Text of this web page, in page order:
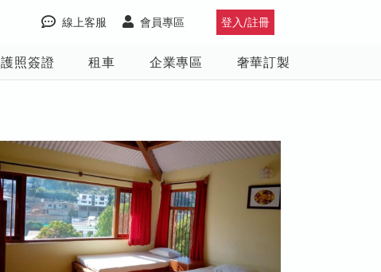
登入/註冊
會員專區
線上客服
護照簽證 租車 企業專區 奢華訂製